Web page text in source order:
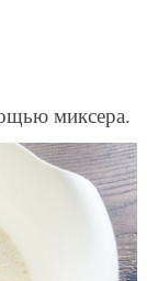
миксера.